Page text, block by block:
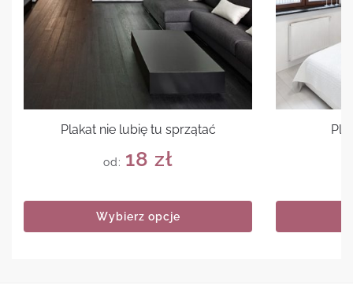
Plakat nie lubię tu sprzątać
od: 18 zł
Wybierz opcje